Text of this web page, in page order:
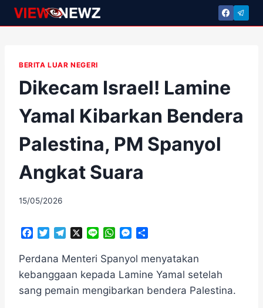
Skip
to
BERITA LUAR NEGERI
Dikecam Israel! Lamine
Yamal Kibarkan Bendera
Palestina, PM Spanyol
Angkat Suara
By
15/05/2026
c
b
o
i
t
e
l
g
r
n
W
a
s
A
M
s
e
n
a
e
Perdana Menteri Spanyol menyatakan
kebanggaan kepada Lamine Yamal setelah
sang pemain mengibarkan bendera Palestina.